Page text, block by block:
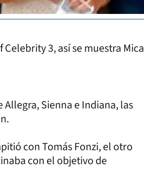
3, así se muestra Mica
Sienna e Indiana, las
con Tomás Fonzi, el otro
con el objetivo de